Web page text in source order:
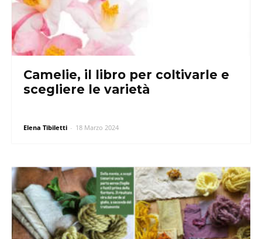
Camelie, il libro per coltivarle e
scegliere le varietà
Elena Tibiletti - 18 Marzo 2024